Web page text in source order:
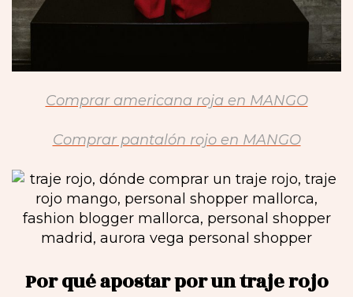
Comprar americana roja en MANGO
Comprar pantalón rojo en MANGO
Por qué apostar por un traje rojo